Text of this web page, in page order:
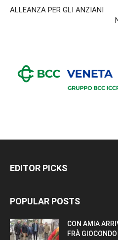
ALLEANZA PER GLI ANZIANI
EDITOR PICKS
POPULAR POSTS
CON AMIA
FRÀ GIOCONDO